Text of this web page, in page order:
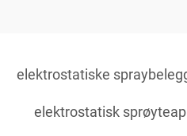
elektrostatiske
elektrostatisk